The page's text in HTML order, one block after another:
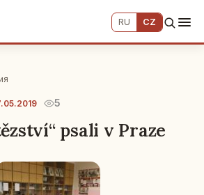
RU CZ
5
psali v Praze